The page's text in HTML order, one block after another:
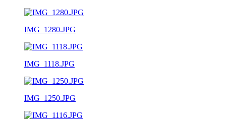
IMG_1280.JPG
IMG_1118.JPG
IMG_1250.JPG